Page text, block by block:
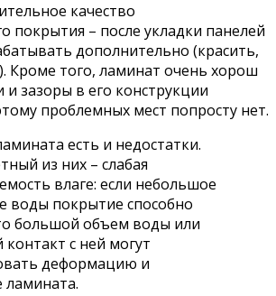
качество
покрытия – после укладки панелей
дополнительно (красить,
Кроме того, ламинат очень хорош
зазоры в его конструкции
проблемных мест попросту нет.
есть и недостатки.
из них – слабая
влаге: если небольшое
воды покрытие способно
большой объем воды или
с ней могут
деформацию и
ламината.